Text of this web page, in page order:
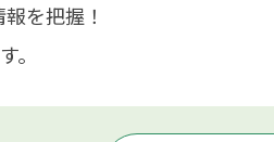
を把握！
。